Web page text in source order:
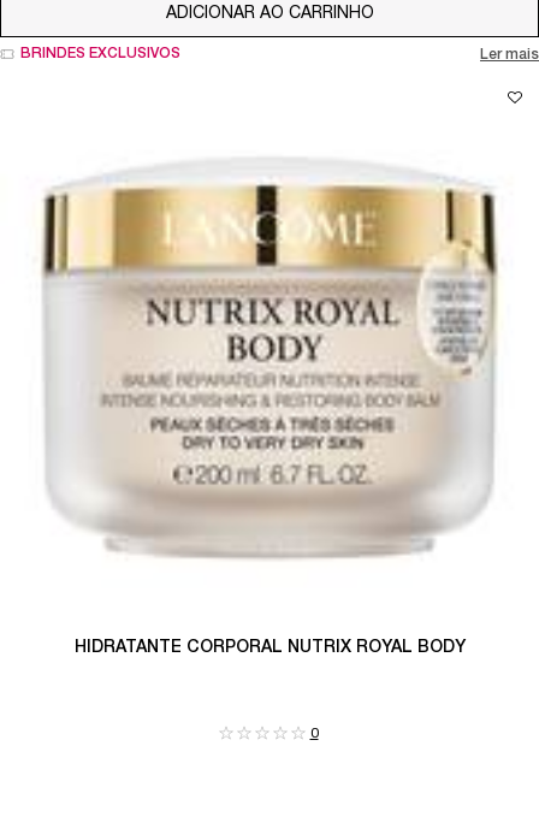
ADICIONAR AO CARRINHO
BRINDES EXCLUSIVOS Ler mais
HIDRATANTE CORPORAL NUTRIX ROYAL BODY
0